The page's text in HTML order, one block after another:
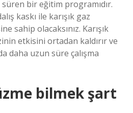
bir eğitim programıdır.
kaskı ile karışık gaz
sahip olacaksınız. Karışık
etkisini ortadan kaldırır ve
daha uzun süre çalışma
bilmek şart